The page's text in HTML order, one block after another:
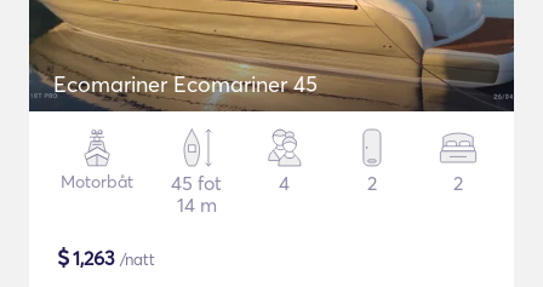
Ecomariner Ecomariner 45
Motorbåt
45 fot
14 m
4 2 2
$1,263 /natt